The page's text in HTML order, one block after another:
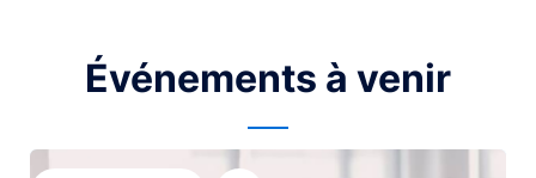
Événements à venir
Image